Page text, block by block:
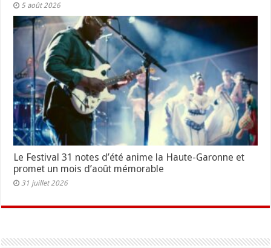
5 août 2026
Le Festival 31 notes d’été anime la Haute-Garonne et
promet un mois d’août mémorable
31 juillet 2026